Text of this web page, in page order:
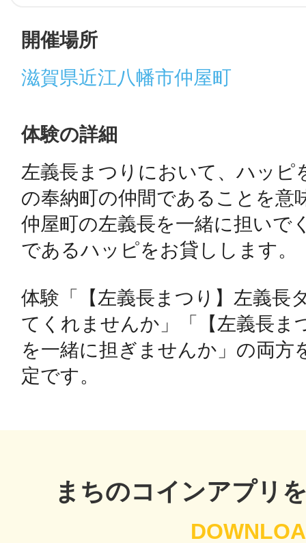
開催場所
滋賀県近江八幡市仲屋町
体験の詳細
左義長まつりにおいて、ハッピ
の奉納町の仲間であることを意
仲屋町の左義長を一緒に担いで
であるハッピをお貸しします。
体験「【左義長まつり】左義長
てくれませんか」「【左義長ま
を一緒に担ぎませんか」の両方
定です。
まちのコインアプリ
鴻巣
池袋